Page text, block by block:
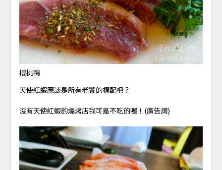
櫻桃鴨
天使紅蝦應該是所有老饕的標配吧？
沒有天使紅蝦的燒烤店我可是不吃的喔！(廣告詞)